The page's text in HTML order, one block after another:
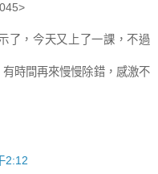
了，今天又上了一課，不過
時間再來慢慢除錯，感激不
2:12